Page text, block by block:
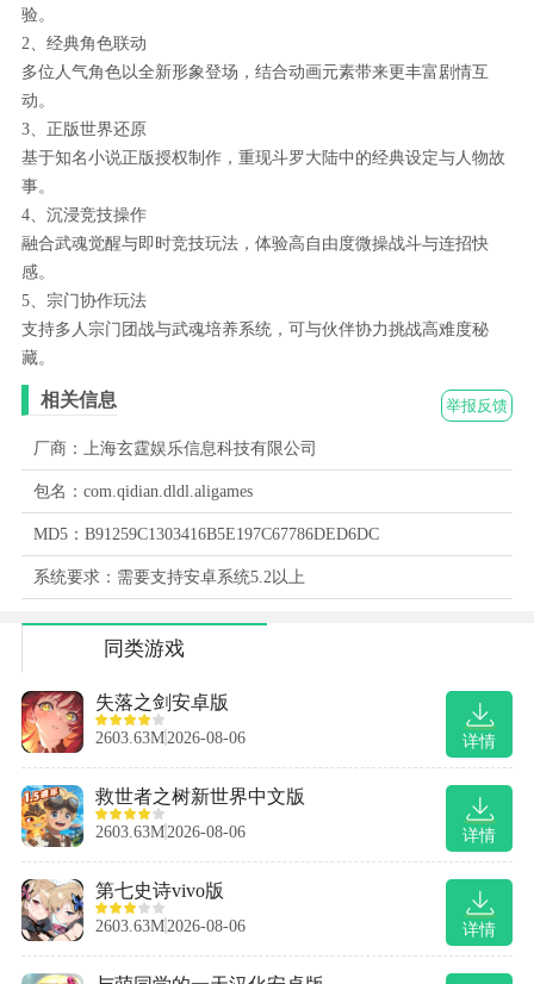
验。
2、经典角色联动
多位人气角色以全新形象登场，结合动画元素带来更丰富剧情互
动。
3、正版世界还原
基于知名小说正版授权制作，重现斗罗大陆中的经典设定与人物故
事。
4、沉浸竞技操作
融合武魂觉醒与即时竞技玩法，体验高自由度微操战斗与连招快
感。
5、宗门协作玩法
支持多人宗门团战与武魂培养系统，可与伙伴协力挑战高难度秘
藏。
举报反馈
相关信息
厂商：上海玄霆娱乐信息科技有限公司
包名：com.qidian.dldl.aligames
MD5：B91259C1303416B5E197C67786DED6DC
系统要求：需要支持安卓系统5.2以上
同类游戏
详情
失落之剑安卓版
2603.63M 2026-08-06
详情
救世者之树新世界中文版
2603.63M 2026-08-06
详情
第七史诗vivo版
2603.63M 2026-08-06